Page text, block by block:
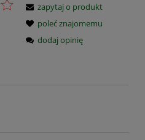
zapytaj o produkt
poleć znajomemu
dodaj opinię